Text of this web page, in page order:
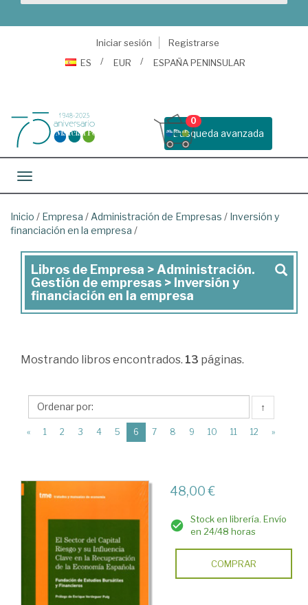
Iniciar sesión
Registrarse
ES
EUR ESPAÑA PENINSULAR
Busqueda avanzada
0
Toggle navigation
Inicio / Empresa / Administración de Empresas / Inversión y
financiación en la empresa /
Libros
de
Empresa
Administración.
de
empresas
y
empresa
Libros de Empresa > Administración.
Gestión de empresas > Inversión y
financiación en la empresa
Mostrando libros encontrados. 13 páginas.
↑
« 1 2 3 4 5 6 (current)
7 8 9 10 11 12 »
48,00 €
Stock en librería. Envío
en 24/48 horas
COMPRAR